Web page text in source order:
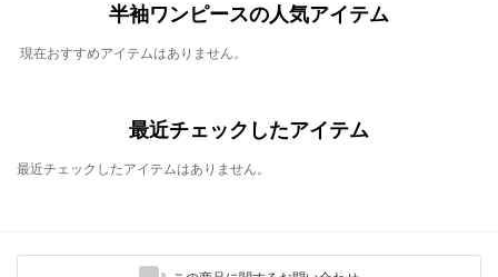
半袖ワンピースの人気アイテム
現在おすすめアイテムはありません。
最近チェックしたアイテム
最近チェックしたアイテムはありません。